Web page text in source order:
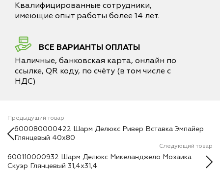
Квалифицированные сотрудники,
имеющие опыт работы более 14 лет.
ВСЕ ВАРИАНТЫ ОПЛАТЫ
Наличные, банковская карта, онлайн по
ссылке, QR коду, по счёту (в том числе с
НДС)
Предыдущий товар
600080000422 Шарм Делюкс Ривер Вставка Эмпайер
Глянцевый 40х80
Следующий товар
600110000932 Шарм Делюкс Микеланджело Мозаика
Скуэр Глянцевый 31,4х31,4